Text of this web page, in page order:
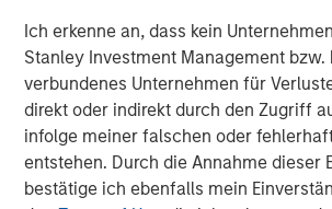
Ich erkenne an, dass kein
Stanley Investment Management bzw.
verbundenes Unternehmen für
direkt oder indirekt durch den Zugriff
infolge meiner falschen oder
entstehen. Durch die Annahme dieser
bestätige ich ebenfalls mein
focused on producing specialty, high-
years ago. Since then, the Company
decade of steady growth. Key industries
products include power generation, oil
mechanical engineering, transportation
shipbuilding) and tool steel.
Breitenfeld’s specialty steel plant is